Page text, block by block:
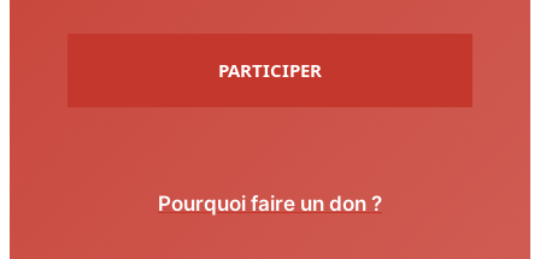
PARTICIPER
Pourquoi faire un don ?